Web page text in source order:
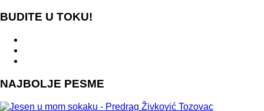
BUDITE U TOKU!
NAJBOLJE PESME